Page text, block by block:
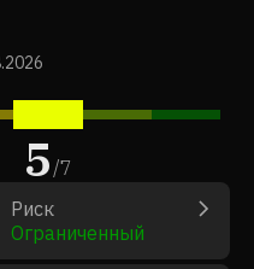
5/7
Риск
Ограниченный